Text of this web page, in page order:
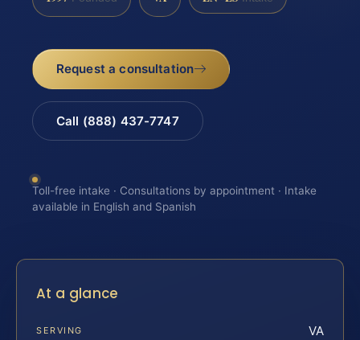
Request a consultation
Call (888) 437-7747
Toll-free intake · Consultations by appointment · Intake
available in English and Spanish
At a glance
SERVING VA